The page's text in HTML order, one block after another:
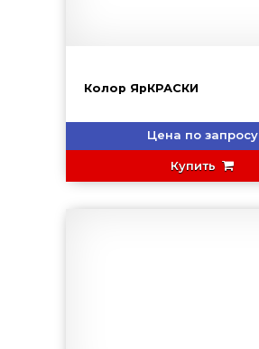
Колор ЯрКРАСКИ
Цена по запросу
Купить